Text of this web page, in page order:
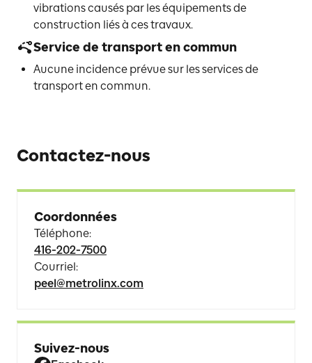
vibrations causés par les équipements de
construction liés à ces travaux.
Service de transport en commun
Aucune incidence prévue sur les services de
transport en commun.
Contactez-nous
Coordonnées
Téléphone:
416-202-7500
Courriel:
peel@metrolinx.com
Suivez-nous